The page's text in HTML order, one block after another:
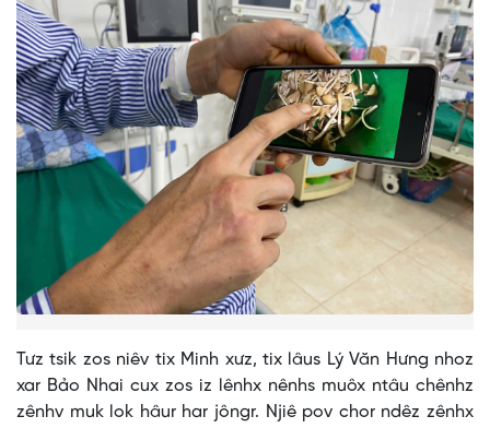
Tưz tsik zos niêv tix Minh xưz, tix lâus Lý Văn Hưng nhoz
xar Bảo Nhai cux zos iz lênhx nênhs muôx ntâu chênhz
zênhv muk lok hâur har jôngr. Njiê pov chor ndêz zênhx